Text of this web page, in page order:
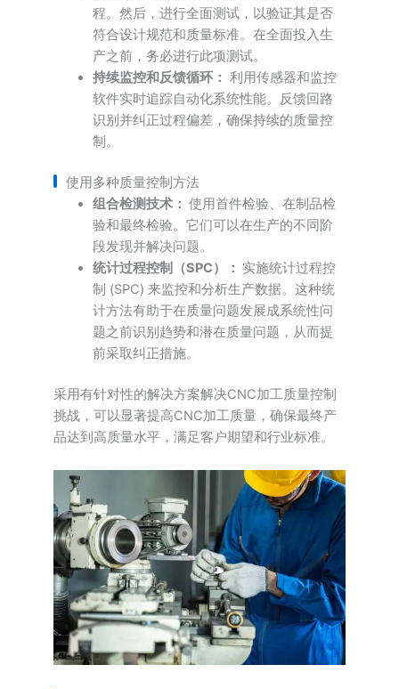
程。然后，进行全面测试，以验证其是否
符合设计规范和质量标准。在全面投入生
产之前，务必进行此项测试。
持续监控和反馈循环： 利用传感器和监控
软件实时追踪自动化系统性能。反馈回路
识别并纠正过程偏差，确保持续的质量控
制。
使用多种质量控制方法
组合检测技术： 使用首件检验、在制品检
验和最终检验。它们可以在生产的不同阶
段发现并解决问题。
统计过程控制（SPC）： 实施统计过程控
制 (SPC) 来监控和分析生产数据。这种统
计方法有助于在质量问题发展成系统性问
题之前识别趋势和潜在质量问题，从而提
前采取纠正措施。
采用有针对性的解决方案解决CNC加工质量控制
挑战，可以显著提高CNC加工质量，确保最终产
品达到高质量水平，满足客户期望和行业标准。